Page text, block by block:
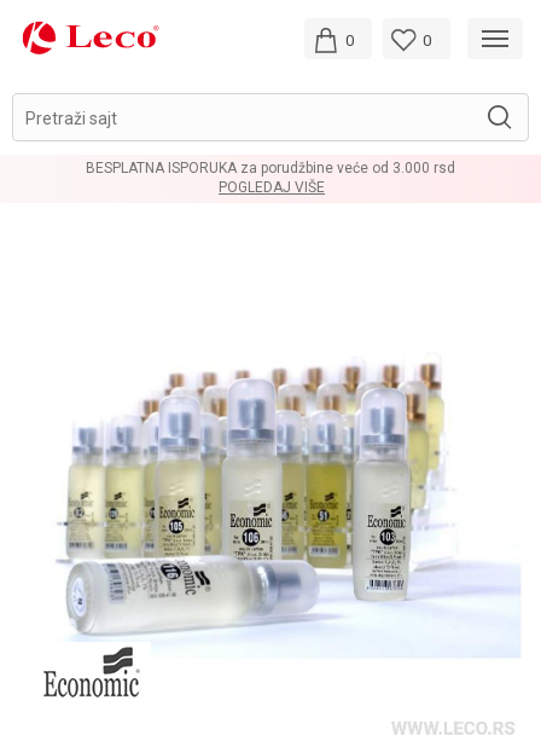
Pretraži sajt
0 0
BESPLATNA ISPORUKA za porudžbine veće od 3.000 rsd
POGLEDAJ VIŠE